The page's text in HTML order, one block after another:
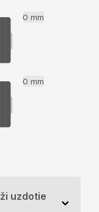
0 mm
0 mm
uzdotie